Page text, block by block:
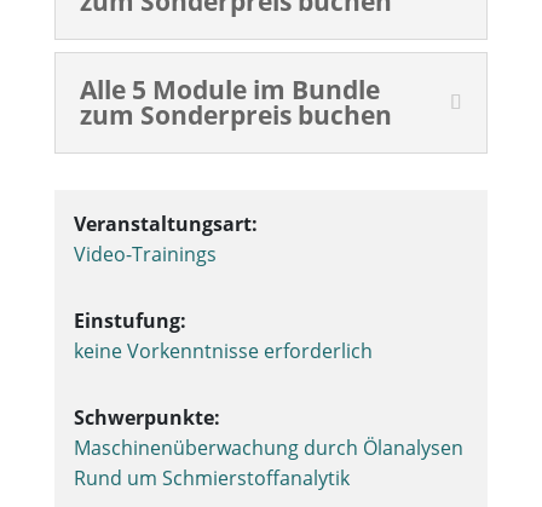
Alle 5 Module im Bundle
zum Sonderpreis buchen
Veranstaltungsart:
Video-Trainings
Einstufung:
keine Vorkenntnisse erforderlich
Schwerpunkte:
Maschinenüberwachung durch Ölanalysen
Rund um Schmierstoffanalytik